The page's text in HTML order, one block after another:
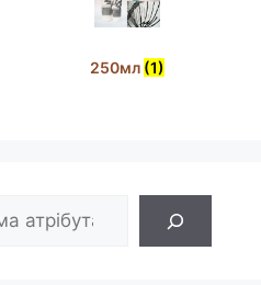
250мл (1)